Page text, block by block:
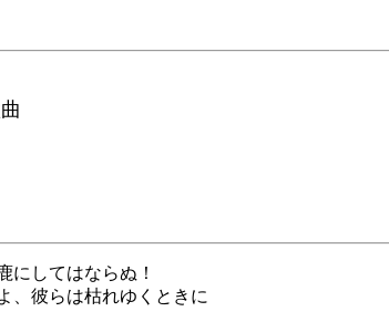
にしてはならぬ！
、彼らは枯れゆくときに